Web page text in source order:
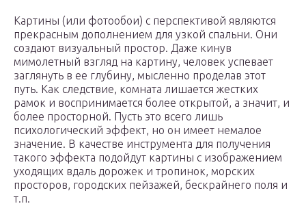
Картины (или фотообои) с перспективой являются
прекрасным дополнением для узкой спальни. Они
создают визуальный простор. Даже кинув
мимолетный взгляд на картину, человек успевает
заглянуть в ее глубину, мысленно проделав этот
путь. Как следствие, комната лишается жестких
рамок и воспринимается более открытой, а значит, и
более просторной. Пусть это всего лишь
психологический эффект, но он имеет немалое
значение. В качестве инструмента для получения
такого эффекта подойдут картины с изображением
уходящих вдаль дорожек и тропинок, морских
просторов, городских пейзажей, бескрайнего поля и
т.п.